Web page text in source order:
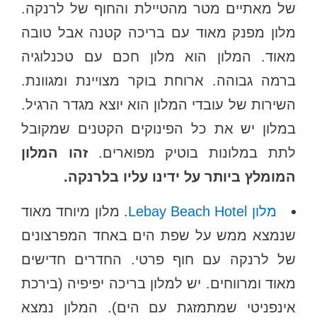
של מאתיים מטר מהטיילת והחוף של לרנקה.
מלון מפנק מאוד עם בריכה קטנה אבל טובה
מאוד. המלון הוא מלון חכם עם טכנלוגיה
ברמה גבוהה. ארוחת בוקר מצויינת ומגוונת.
השירות של עובדי המלון הוא יוצא מגדר הרגיל.
במלון יש את כל הפינוקים הקטנים שמקובל
לתת במלונות בוטיק מפוארים.זהו המלון
המומלץ ביותר על ידינו עליו בלרנקה.
מלון Lebay Beach Hotel
. מלון מיוחד מאוד
שנמצא ממש על שפת הים באחד המפרצונים
של לרנקה עם חוף פרטי. החדרים חדישים
מאוד ומרווחים. יש למלון בריכה יפיפיה (בירכת
אינפניטי שמתמזגת עם הים). המלון נמצא